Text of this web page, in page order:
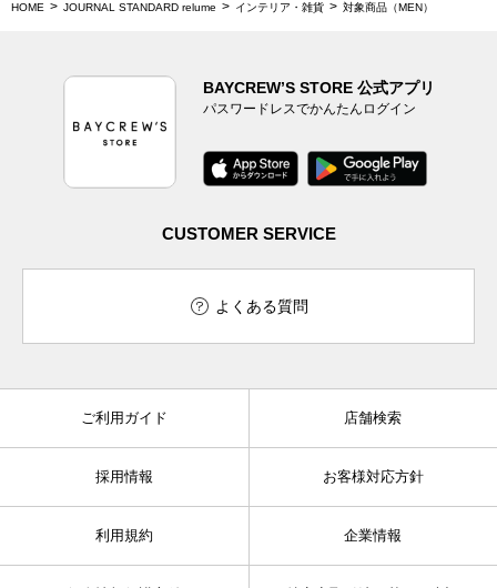
HOME JOURNAL STANDARD relume インテリア・雑貨 対象商品（MEN）
BAYCREW’S STORE 公式アプリ
パスワードレスでかんたんログイン
CUSTOMER SERVICE
よくある質問
ご利用ガイド 店舗検索
採用情報 お客様対応方針
利用規約 企業情報